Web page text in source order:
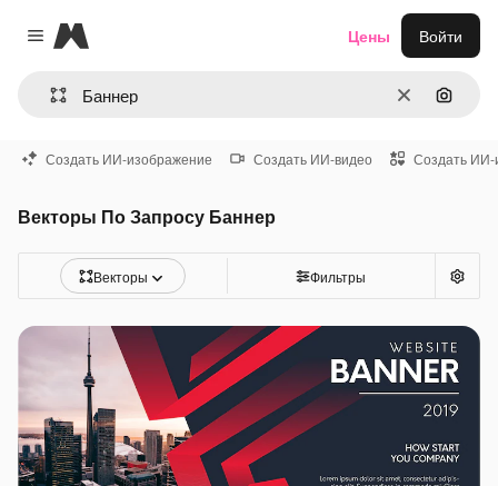
Close menu
Magnific
ОчиститьПоиск
Цены Войти
Создать ИИ-изображение Создать ИИ-видео Создать ИИ-
Векторы По Запросу Баннер
Векторы Фильтры